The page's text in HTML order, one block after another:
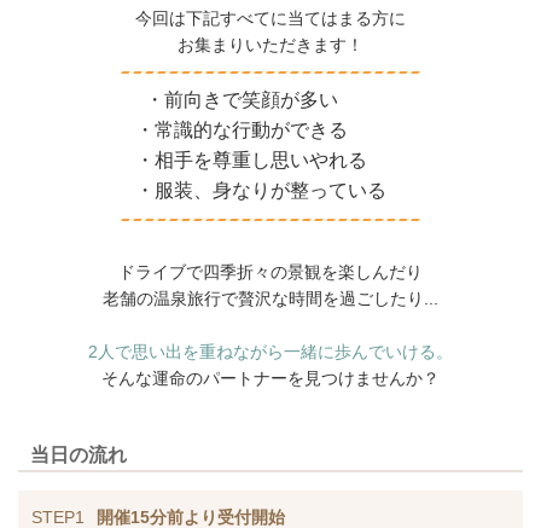
今回は下記すべてに当てはまる方に
お集まりいただきます！
・前向きで笑顔が多い
・常識的な行動ができる
・相手を尊重し思いやれる
・服装、身なりが整っている
ドライブで四季折々の景観を楽しんだり
老舗の温泉旅行で贅沢な時間を過ごしたり...
2人で思い出を重ねながら一緒に歩んでいける。
そんな運命のパートナーを見つけませんか？
当日の流れ
STEP1 開催15分前より受付開始